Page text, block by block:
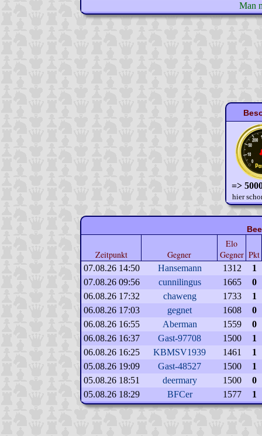
Man
=>
hier
Zeitpunkt Gegner
Elo
Gegner Pkt
07.08.26 14:50 Hansemann 1312
1
07.08.26 09:56
cunnilingus 1665
0
06.08.26 17:32
chaweng 1733
1
06.08.26 17:03
gegnet 1608
0
06.08.26 16:55
Aberman 1559
0
06.08.26 16:37
Gast-97708 1500
1
06.08.26 16:25
KBMSV1939 1461
1
05.08.26 19:09
Gast-48527 1500
1
05.08.26 18:51
deermary 1500
0
05.08.26 18:29
BFCer 1577 1